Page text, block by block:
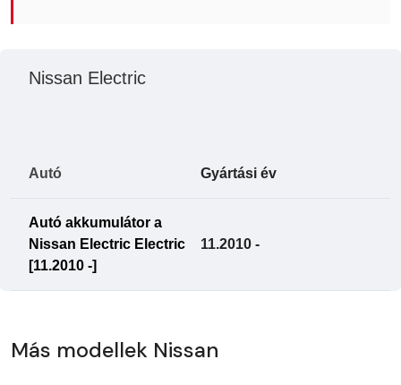
Nissan Electric
Autó Gyártási év
Autó akkumulátor a
Nissan Electric Electric
[11.2010 -]
11.2010 -
Más modellek Nissan